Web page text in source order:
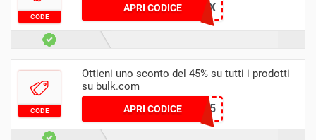
CODE
APRI CODICE ALIX
CODE
Ottieni uno sconto del 45% su tutti i prodotti
su bulk.com
APRI CODICENICO45